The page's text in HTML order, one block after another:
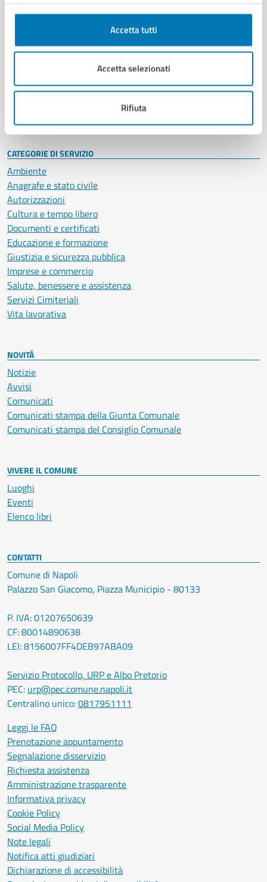
Accetta tutti
Accetta selezionati
Rifiuta
Organi di governo
Enti e fondazioni
Personale amministrativo
Intranet, posta aziendale e protocollo
CATEGORIE DI SERVIZIO
Ambiente
Anagrafe e stato civile
Autorizzazioni
Cultura e tempo libero
Documenti e certificati
Educazione e formazione
Giustizia e sicurezza pubblica
Imprese e commercio
Salute, benessere e assistenza
Servizi Cimiteriali
Vita lavorativa
NOVITÀ
Notizie
Avvisi
Comunicati
Comunicati stampa della Giunta Comunale
Comunicati stampa del Consiglio Comunale
VIVERE IL COMUNE
Luoghi
Eventi
Elenco libri
CONTATTI
Comune di Napoli
Palazzo San Giacomo, Piazza Municipio - 80133
P. IVA: 01207650639
CF: 80014890638
LEI: 8156007FF4DEB97ABA09
Servizio Protocollo, URP e Albo Pretorio
PEC: urp@pec.comune.napoli.it
Centralino unico:0817951111
Leggi le FAQ
Prenotazione appuntamento
Segnalazione disservizio
Richiesta assistenza
Amministrazione trasparente
Informativa privacy
Cookie Policy
Social Media Policy
Note legali
Notifica atti giudiziari
Dichiarazione di accessibilità